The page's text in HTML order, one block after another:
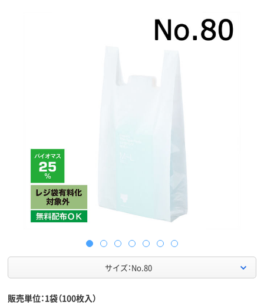
サイズ：No.80
販売単位：1袋（100枚入）